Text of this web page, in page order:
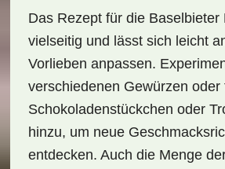
Das Rezept für die Baselbieter
vielseitig und lässt sich leicht
Vorlieben anpassen.
verschiedenen Gewürzen oder
Schokoladenstückchen oder
hinzu, um neue
entdecken. Auch die Menge